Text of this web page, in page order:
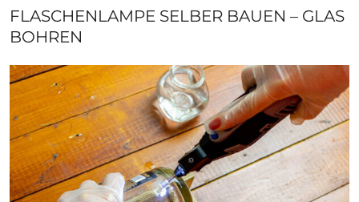
FLASCHENLAMPE SELBER BAUEN – GLAS
BOHREN